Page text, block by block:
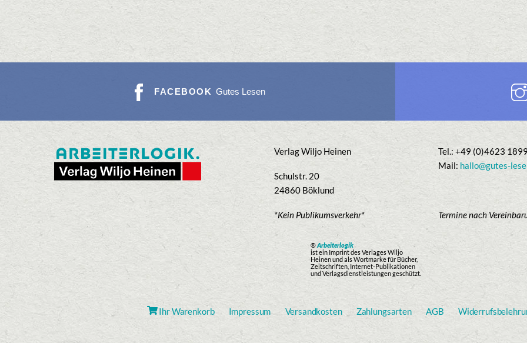
FACEBOOK Gutes Lesen
Verlag Wiljo Heinen
Schulstr. 20
24860 Böklund
*Kein Publikumsverkehr*
Tel.: +49 (0)4623
Mail: hallo@gutes-
Termine nach
®Arbeiterlogik
ist ein Imprint des Verlages Wiljo
Heinen und als Wortmarke für Bücher,
Zeitschriften, Internet-Publikationen
und Verlagsdienstleistungen geschützt.
Ihr Warenkorb Impressum Versandkosten Zahlungsarten AGB